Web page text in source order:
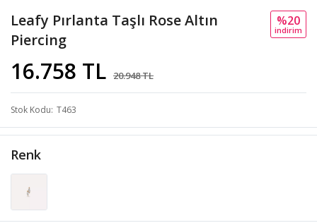
Leafy Pırlanta Taşlı Rose Altın
Piercing
16.758 TL 20.948 TL
%20
i̇ndi̇ri̇m
Stok Kodu T463
Renk